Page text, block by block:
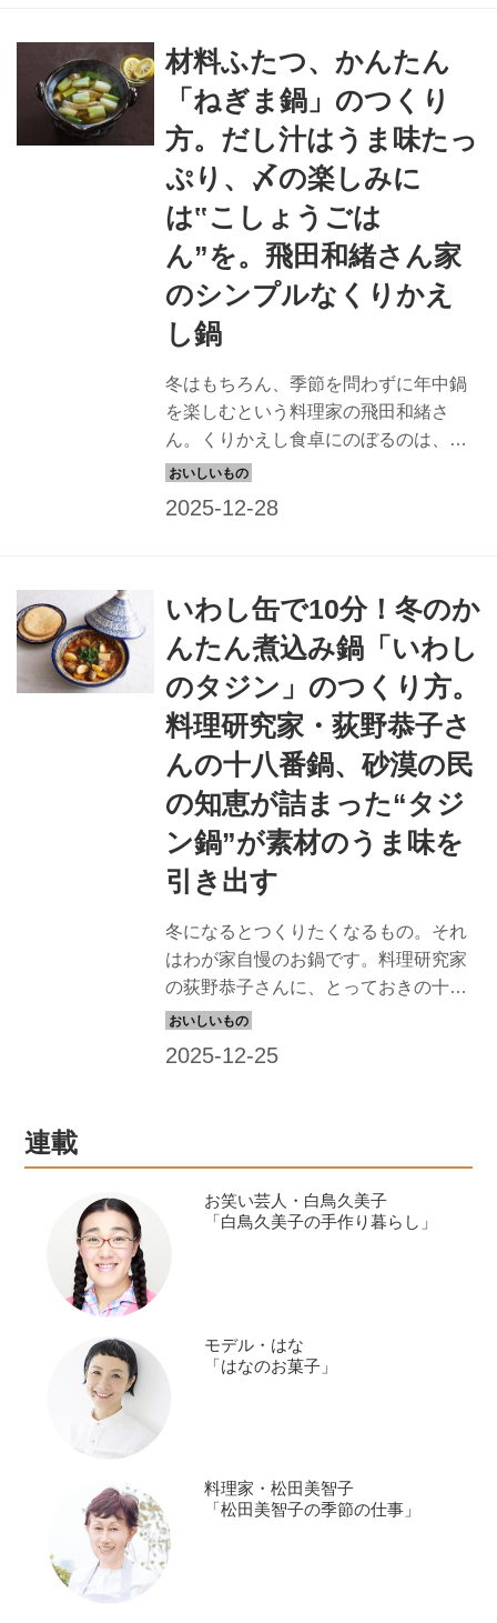
つもと違う鍋料理を楽しんでみません
か。 （『天然生活』2025年2月号掲
載）
材料ふたつ、かんたん
「ねぎま鍋」のつくり
方。だし汁はうま味たっ
ぷり、〆の楽しみに
は‟こしょうごは
ん”を。飛田和緒さん家
のシンプルなくりかえ
し鍋
冬はもちろん、季節を問わずに年中鍋
を楽しむという料理家の飛田和緒さ
ん。くりかえし食卓にのぼるのは、ど
れも少ない材料でつくれるシンプルな
いわし缶で10分！冬のか
んたん煮込み鍋「いわし
のタジン」のつくり方。
料理研究家・荻野恭子さ
んの十八番鍋、砂漠の民
の知恵が詰まった“タジ
ン鍋”が素材のうま味を
引き出す
冬になるとつくりたくなるもの。それ
はわが家自慢のお鍋です。料理研究家
の荻野恭子さんに、とっておきの十八
番鍋「いわしのタジン」のつくり方を
連載
お笑い芸人・白鳥久美子
「白鳥久美子の手作り暮らし」
モデル・はな
「はなのお菓子」
料理家・松田美智子
「松田美智子の季節の仕事」